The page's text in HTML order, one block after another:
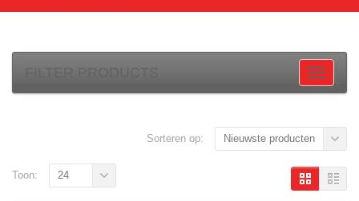
Sorteren op: Nieuwste producten
Toon: 24